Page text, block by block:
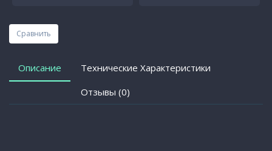
Сравнить
Описание
Технические Характеристики
Отзывы (0)